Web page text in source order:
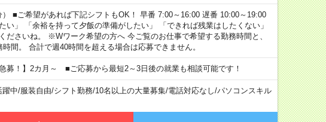
■ご希望があれば下記シフトもOK！ 早番 7:00～16:00 遅番 10:00～19:00
い」 「余裕を持って夕飯の準備がしたい」 「できれば残業はしたくない」
ださいね。 ※Wワーク希望の方へ 今ご覧のお仕事で希望する勤務時間と、
間。 合計で週40時間を超える場合は応募できません。
募！】2カ月～ ■ご応募から最短2～3日後の就業も相談可能です！
躍中/服装自由/シフト勤務/10名以上の大量募集/電話対応なし/パソコンスキル